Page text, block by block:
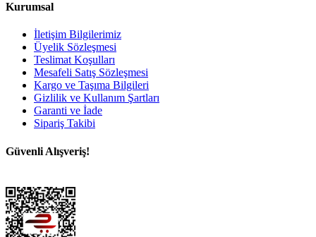
Kurumsal
İletişim Bilgilerimiz
Üyelik Sözleşmesi
Teslimat Koşulları
Mesafeli Satış Sözleşmesi
Kargo ve Taşıma Bilgileri
Gizlilik ve Kullanım Şartları
Garanti ve İade
Sipariş Takibi
Güvenli Alışveriş!